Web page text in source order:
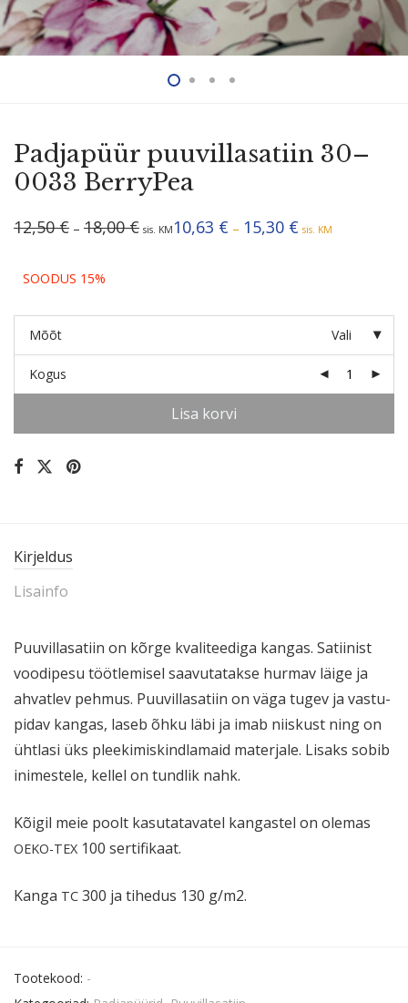
Padjapüür puuvil­la­satiin 30–
0033 BerryPea
12,50€ – 18,00€Hinnavahemik:
12,50 €
sis. KM 10,63 € – 15,30 € Hinnavahemik:
10,63 €
sis. KM
SOODUS 15%
Mõõt Vali
Kogus
Lisa korvi
Kirjeldus
Lisainfo
Puuvil­la­satiin on kõrge kvali­teediga kangas. Satiinist
voodipesu töötle­misel saavu­ta­takse hurmav läige ja
ahvatlev pehmus. Puuvil­la­satiin on väga tugev ja vastu­
pidav kangas, laseb õhku läbi ja imab niiskust ning on
ühtlasi üks pleeki­mis­kind­lamaid materjale. Lisaks sobib
inimestele, kellel on tundlik nahk.
Kõigil meie poolt kasuta­ta­vatel kangastel on olemas
OEKO-TEX 100 sertifikaat.
Kanga TC 300 ja tihedus 130 g/m2.
Tootekood: -